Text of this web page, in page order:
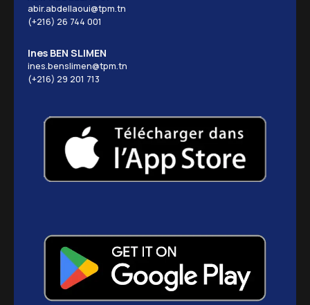
abir.abdellaoui@tpm.tn
(+216) 26 744 001
Ines BEN SLIMEN
ines.benslimen@tpm.tn
(+216) 29 201 713